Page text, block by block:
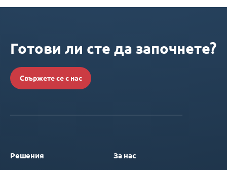
Готови ли сте да започнете?
Свържете се с нас
Решения За нас